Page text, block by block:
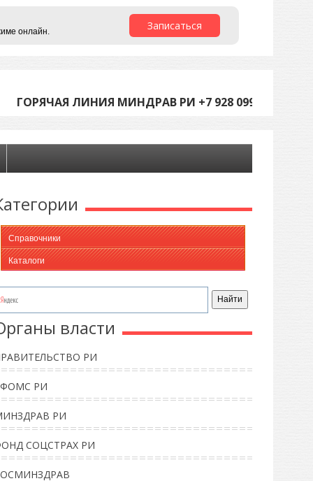
Записаться
онлайн.
ГОРЯЧАЯ ЛИНИЯ МИНДРАВ РИ +7 928 099-05-45
Справочники
Каталоги
власти
РИ
РИ
РИ
СОЦСТРАХ РИ